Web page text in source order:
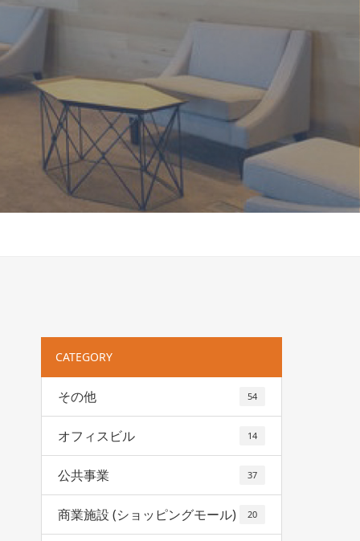
CATEGORY
その他 54
オフィスビル 14
公共事業 37
商業施設 (ショッピングモール) 20